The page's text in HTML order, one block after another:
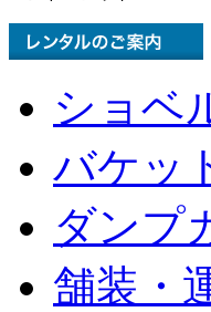
ショベ
バケッ
ダンプ
舗装・